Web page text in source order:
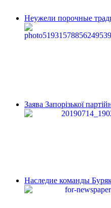
Неужели порочные
Заява Запорізької
Наследие команды